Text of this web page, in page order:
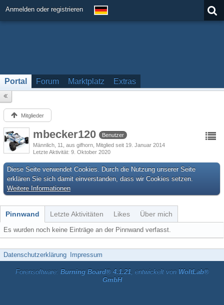
Anmelden oder registrieren
Portal Forum Marktplatz Extras
Mitglieder
mbecker120
Benutzer
Männlich 11 aus gifhorn Mitglied seit 19. Januar 2014
Letzte Aktivität 9. Oktober 2020
Diese Seite verwendet Cookies. Durch die Nutzung unserer Seite
erklären Sie sich damit einverstanden, dass wir Cookies setzen.
Weitere Informationen
Pinnwand Letzte Aktivitäten Likes Über mich
Es wurden noch keine Einträge an der Pinnwand verfasst.
Datenschutzerklärung Impressum
Forensoftware: Burning Board® 4.1.21, entwickelt von WoltLab®
GmbH